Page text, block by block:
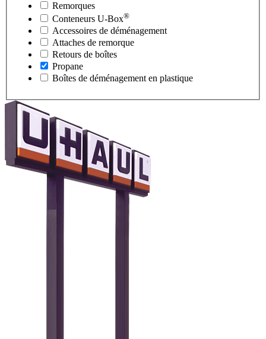
Remorques
Conteneurs U-Box®
Accessoires de déménagement
Attaches de remorque
Retours de boîtes
Propane
Boîtes de déménagement en plastique